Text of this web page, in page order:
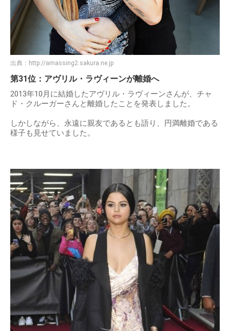
出典： http://amassing2.sakura.ne.jp
第31位：アヴリル・ラヴィーンが離婚へ
2013年10月に結婚したアヴリル・ラヴィーンさんが、チャ
ド・クルーガーさんと離婚したことを発表しました。
しかしながら、永遠に親友であるとも語り、円満離婚である
様子も見せていました。